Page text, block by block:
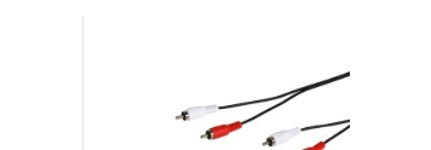
Extensión de Garantía
Vivanco 43149 cable coaxial 2 m